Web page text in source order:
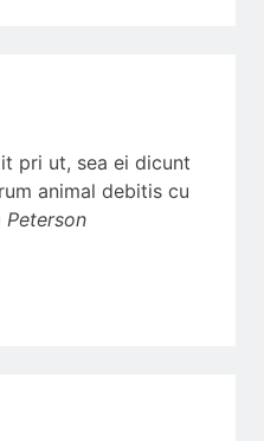
pri ut, sea ei dicunt
animal debitis cu
Peterson